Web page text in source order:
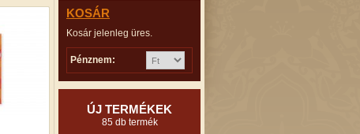
KOSÁR
Kosár jelenleg üres.
Pénznem:
ÚJ TERMÉKEK
85 db termék